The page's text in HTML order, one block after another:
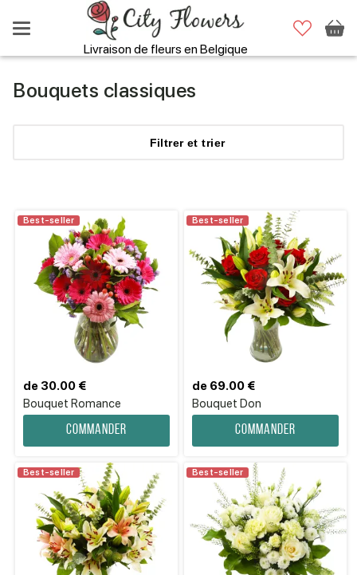
Livraison de fleurs en Belgique
Bouquets classiques
Filtrer et trier
Best-seller
Bouquet Romance
de 30.00 €
Commander
Best-seller
Bouquet Don
de 69.00 €
Commander
Best-seller Best-seller